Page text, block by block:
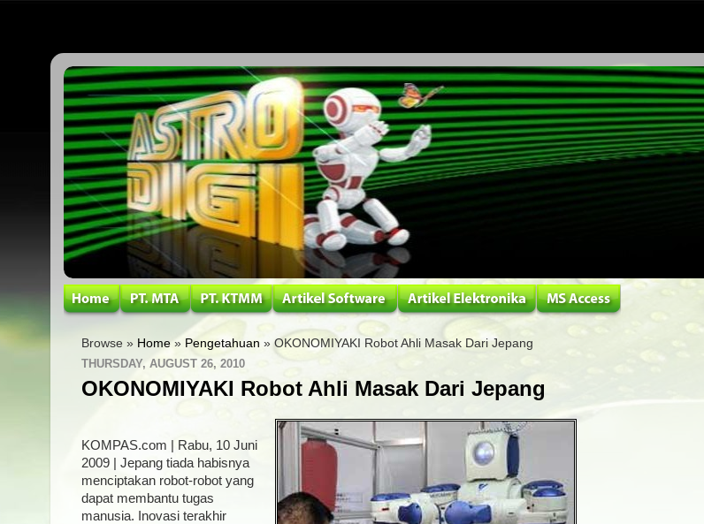
Browse » Home » Pengetahuan » OKONOMIYAKI Robot Ahli Masak Dari Jepang
THURSDAY, AUGUST 26, 2010
OKONOMIYAKI Robot Ahli Masak Dari Jepang
KOMPAS.com | Rabu, 10 Juni
2009 | Jepang tiada habisnya
menciptakan robot-robot yang
dapat membantu tugas
manusia. Inovasi terakhir